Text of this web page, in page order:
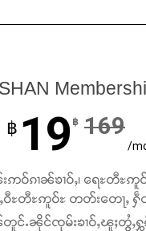
ၵၢင်ၸႂ်ၵူၼ်းမိူင်း ၵူႈတီႈၵူႈလႅ
လုမ်ႈၾႃႉၼၼ်ႉ ၶဝ်ႈႁူမ်ႈၵမ်ႉ
ဝ်ႇၽူႈတွႆႇႁွၵ်ႈ လႆႈယူႇၶႃႈဢေႃႈ။
Donate Now
SHAN
฿ 19 ฿ 169
/
ဢဝ်ၵၢၼ်ၶၢဝ်ႇ၊ ရေႊတီႊဢူဝ်ႊ
ထႆႇဝီႊတီႊဢူဝ်ႊ တတ်းတေႃႇ
တူင်ႉၼိုင်ၸုမ်းၶၢဝ်ႇၽူႈတွႆႇႁွ